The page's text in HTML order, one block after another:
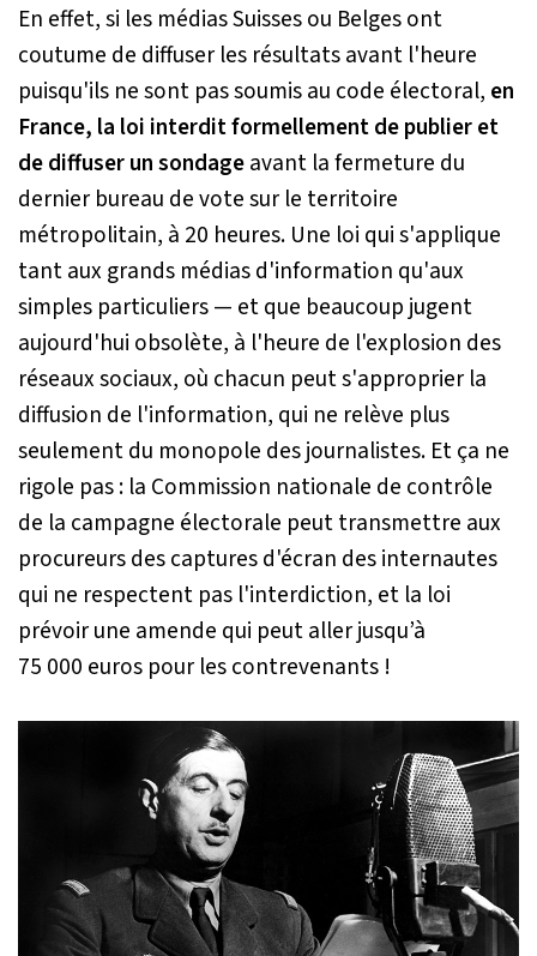
En effet, si les médias Suisses ou Belges ont
coutume de diffuser les résultats avant l'heure
puisqu'ils ne sont pas soumis au code électoral, en
France, la loi interdit formellement de publier et
de diffuser un sondageavant la fermeture du
dernier bureau de vote sur le territoire
métropolitain, à 20 heures. Une loi qui s'applique
tant aux grands médias d'information qu'aux
simples particuliers — et que beaucoup jugent
aujourd'hui obsolète, à l'heure de l'explosion des
réseaux sociaux, où chacun peut s'approprier la
diffusion de l'information, qui ne relève plus
seulement du monopole des journalistes. Et ça ne
rigole pas : la Commission nationale de contrôle
de la campagne électorale peut transmettre aux
procureurs des captures d'écran des internautes
qui ne respectent pas l'interdiction, et la loi
prévoir une amende qui peut aller jusqu’à
75 000 euros pour les contrevenants !